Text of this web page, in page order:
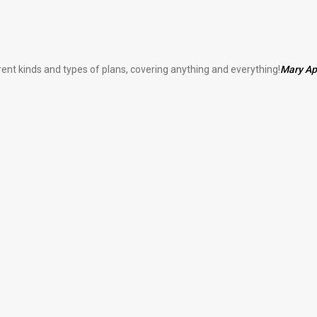
kinds and types of plans, covering anything and everything!Mary